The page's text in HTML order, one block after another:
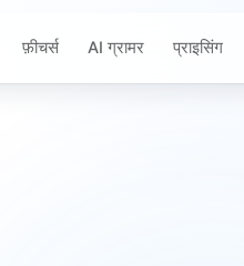
फ़ीचर्स AI ग्रामर प्राइसिंग